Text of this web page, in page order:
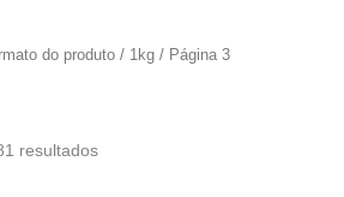
do produto / 1kg / Página 3
resultadosOrdenado